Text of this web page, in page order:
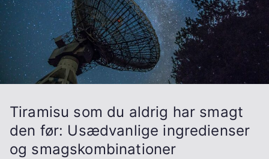
Tiramisu som du aldrig har smagt
den før: Usædvanlige ingredienser
og smagskombinationer